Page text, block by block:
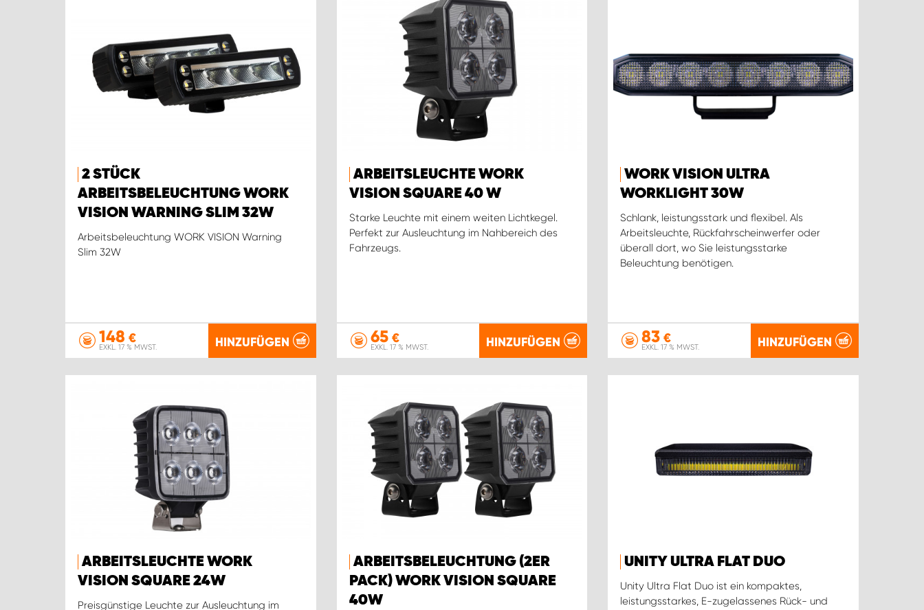
2 STÜCK
ARBEITSBELEUCHTUNG WORK
VISION WARNING SLIM 32W
Arbeitsbeleuchtung WORK VISION Warning
Slim 32W
148 €
EXKL. 17 % MWST. HINZUFÜGEN
ARBEITSLEUCHTE WORK
VISION SQUARE 40 W
Starke Leuchte mit einem weiten Lichtkegel.
Perfekt zur Ausleuchtung im Nahbereich des
Fahrzeugs.
65€
EXKL. 17 % MWST. HINZUFÜGEN
WORK VISION ULTRA
WORKLIGHT 30W
Schlank, leistungsstark und flexibel. Als
Arbeitsleuchte, Rückfahrscheinwerfer oder
überall dort, wo Sie leistungsstarke
Beleuchtung benötigen.
83 €
EXKL. 17 % MWST. HINZUFÜGEN
ARBEITSLEUCHTE WORK
VISION SQUARE 24W
Preisgünstige Leuchte zur Ausleuchtung im
ARBEITSBELEUCHTUNG (2ER
PACK) WORK VISION SQUARE
40W
UNITY ULTRA FLAT DUO
Unity Ultra Flat Duo ist ein kompaktes,
leistungsstarkes, E-zugelassenes Rück- und